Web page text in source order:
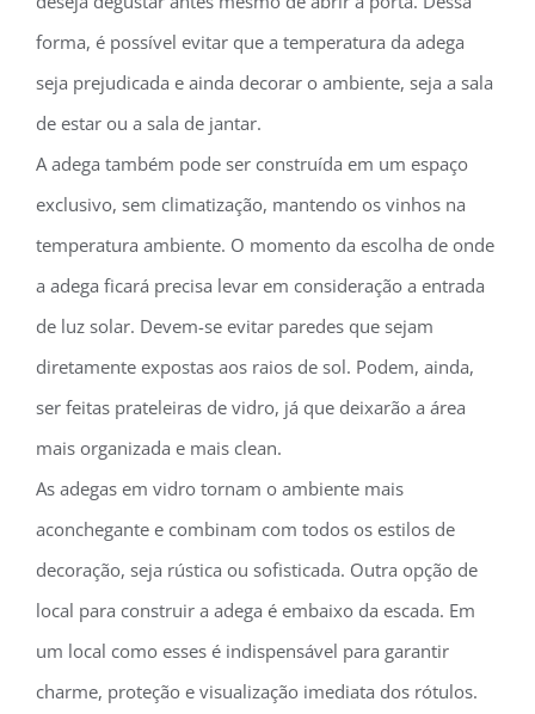
forma, é possível evitar que a temperatura da adega
seja prejudicada e ainda decorar o ambiente, seja a sala
de estar ou a sala de jantar.
A adega também pode ser construída em um espaço
exclusivo, sem climatização, mantendo os vinhos na
temperatura ambiente. O momento da escolha de onde
a adega ficará precisa levar em consideração a entrada
de luz solar. Devem-se evitar paredes que sejam
diretamente expostas aos raios de sol. Podem, ainda,
ser feitas prateleiras de vidro, já que deixarão a área
mais organizada e mais clean.
As adegas em vidro tornam o ambiente mais
aconchegante e combinam com todos os estilos de
decoração, seja rústica ou sofisticada. Outra opção de
local para construir a adega é embaixo da escada. Em
um local como esses é indispensável para garantir
charme, proteção e visualização imediata dos rótulos.